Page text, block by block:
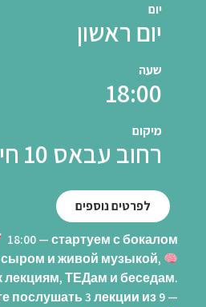
יום
יום ראשון
שעה
18:00
מיקום
רחוב עבאס 10 חיפה
לפרטים נוספים
18:00 — стартуем с бокалом
и живой музыкой,
лекциям, ТЕДам и беседам.
послушать 3 лекции из 9 —